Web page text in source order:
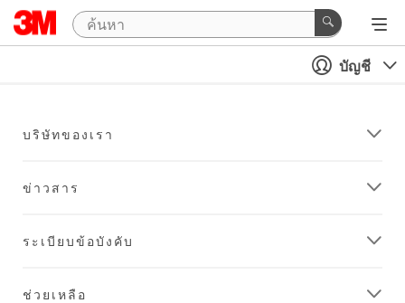
บัญชี
บริษัทของเรา
ข่าวสาร
ระเบียบข้อบังคับ
ช่วยเหลือ